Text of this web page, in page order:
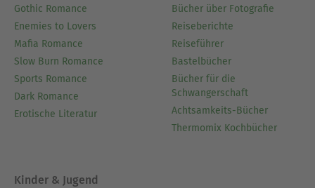
Gothic Romance
Enemies to Lovers
Mafia Romance
Slow Burn Romance
Sports Romance
Dark Romance
Erotische Literatur
Bücher über Fotografie
Reiseberichte
Reiseführer
Bastelbücher
Bücher für die
Schwangerschaft
Achtsamkeits-Bücher
Thermomix Kochbücher
Kinder & Jugend